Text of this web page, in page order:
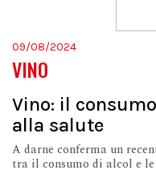
09/08/2024
VINO
Vino: il
alla salute
A darne conferma un
tra il consumo di alcol e